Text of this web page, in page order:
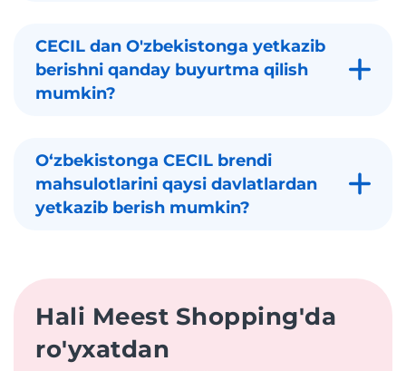
CECIL dan O'zbekistonga yetkazib
berishni qanday buyurtma qilish
mumkin?
Oʻzbekistonga CECIL brendi
mahsulotlarini qaysi davlatlardan
yetkazib berish mumkin?
Hali Meest Shopping'da
ro'yxatdan